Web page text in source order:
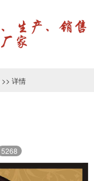
>> 详情
5268